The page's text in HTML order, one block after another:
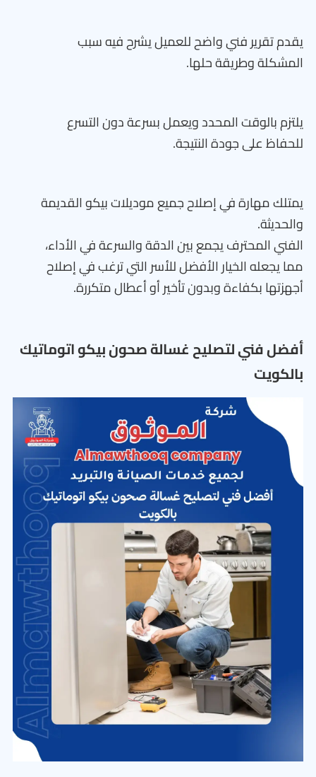
يقدم تقرير فني واضح للعميل يشرح فيه سبب
المشكلة وطريقة حلها.
يلتزم بالوقت المحدد ويعمل بسرعة دون التسرع
للحفاظ على جودة النتيجة.
يمتلك مهارة في إصلاح جميع موديلات بيكو القديمة
والحديثة.
الفني المحترف يجمع بين الدقة والسرعة في الأداء،
مما يجعله الخيار الأفضل للأسر التي ترغب في إصلاح
أجهزتها بكفاءة وبدون تأخير أو أعطال متكررة.
أفضل فني لتصليح غسالة صحون بيكو اتوماتيك
بالكويت